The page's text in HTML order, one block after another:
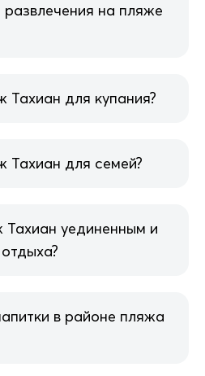
на пляже
Тахиан для купания?
Тахиан для семей?
Тахиан уединенным и
в районе пляжа